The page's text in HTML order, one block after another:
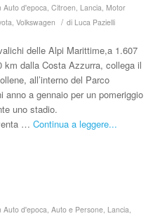
Auto d'epoca, Citroen, Lancia, Motor
, Volkswagen / di Luca Pazielli
delle Alpi Marittime,a 1.607
dalla Costa Azzurra, collega il
all’interno del Parco
anno a gennaio per un pomeriggio
uno stadio.
… Continua a leggere...
Auto d'epoca, Auto e Persone, Lancia,